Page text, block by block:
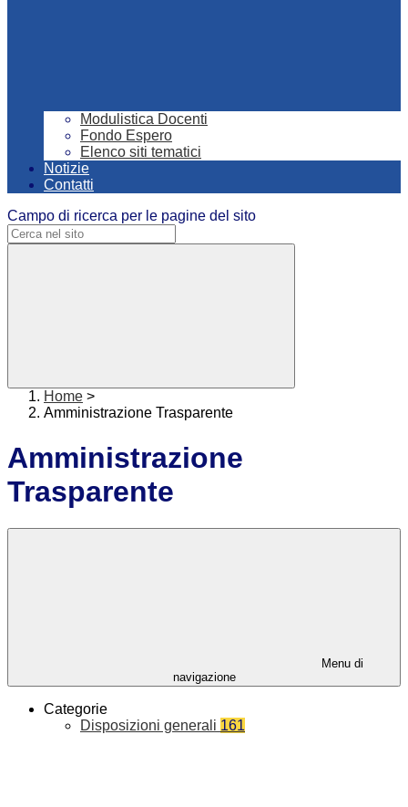
Modulistica Docenti
Fondo Espero
Elenco siti tematici
Notizie
Contatti
Campo di ricerca per le pagine del sito
Home >
Amministrazione Trasparente
Amministrazione
Trasparente
Menu di
navigazione
Categorie
Disposizioni generali 161